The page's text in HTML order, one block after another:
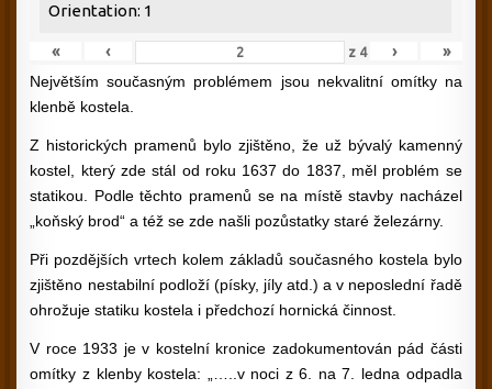
Orientation: 1
« ‹ z 4 › »
Největším současným problémem jsou nekvalitní omítky na
klenbě kostela.
Z historických pramenů bylo zjištěno, že už bývalý kamenný
kostel, který zde stál od roku 1637 do 1837, měl problém se
statikou. Podle těchto pramenů se na místě stavby nacházel
„koňský brod“ a též se zde našli pozůstatky staré železárny.
Při pozdějších vrtech kolem základů současného kostela bylo
zjištěno nestabilní podloží (písky, jíly atd.) a v neposlední řadě
ohrožuje statiku kostela i předchozí hornická činnost.
V roce 1933 je v kostelní kronice zadokumentován pád části
omítky z klenby kostela: „…..v noci z 6. na 7. ledna odpadla